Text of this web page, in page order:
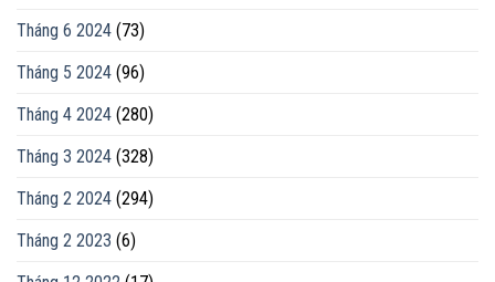
Tháng 6 2024 (73)
Tháng 5 2024 (96)
Tháng 4 2024 (280)
Tháng 3 2024 (328)
Tháng 2 2024 (294)
Tháng 2 2023 (6)